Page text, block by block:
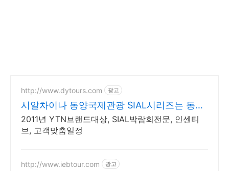
http://www.dytours.com 광고
시알차이나 동양국제관광 SIAL시리즈는 동양
과 함께
2011년 YTN브랜드대상, SIAL박람회전문, 인센티
브, 고객맞춤일정
http://www.iebtour.com 광고